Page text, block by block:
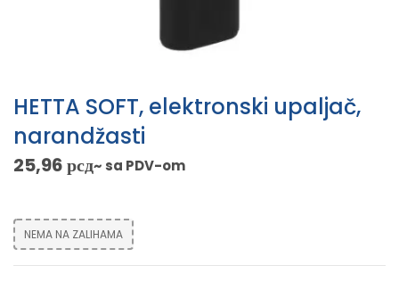
HETTA SOFT, elektronski upaljač,
narandžasti
25,96рсд~ sa PDV-om
NEMA NA ZALIHAMA